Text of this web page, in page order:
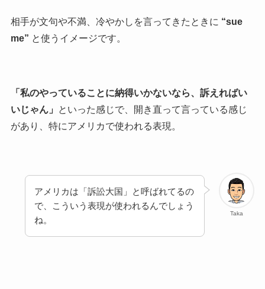
相手が文句や不満、冷やかしを言ってきたときに “sue
me” と使うイメージです。
「私のやっていることに納得いかないなら、訴えればい
いじゃん」
といった感じで、開き直って言っている感じ
があり、特にアメリカで使われる表現。
Taka
アメリカは「訴訟大国」と呼ばれてるの
で、こういう表現が使われるんでしょう
ね。